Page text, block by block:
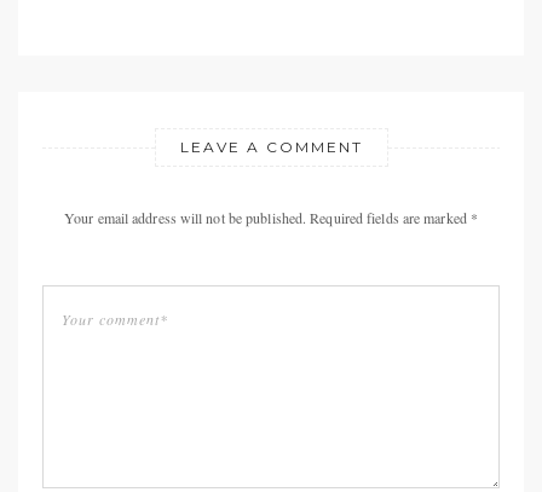
LEAVE A COMMENT
Your email address will not be published. Required fields are marked *